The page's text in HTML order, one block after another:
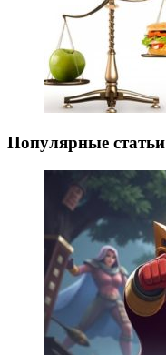
Популярные статьи